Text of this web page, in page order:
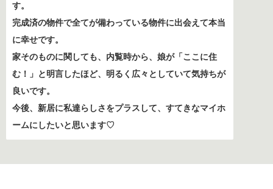
す。
完成済の物件で全てが備わっている物件に出会えて本当
に幸せです。
家そのものに関しても、内覧時から、娘が「ここに住
む！」と明言したほど、明るく広々としていて気持ちが
良いです。
今後、新居に私達らしさをプラスして、すてきなマイホ
ームにしたいと思います♡